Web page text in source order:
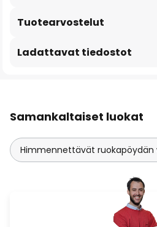
Tuotearvostelut
Ladattavat tiedostot
Samankaltaiset luokat
Himmennettävät ruokapöydän